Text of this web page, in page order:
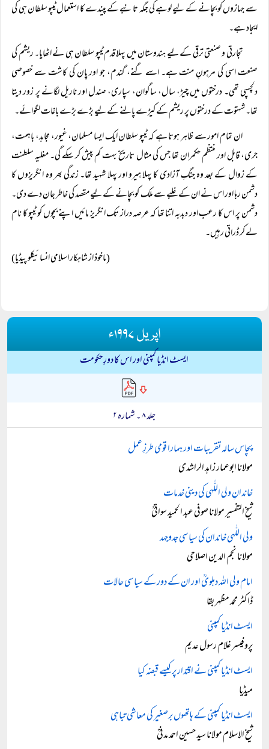
سے جہازوں کو بچانے کے لیے لوہے کی جگہ تانبے کے پیندے کا استعمال ٹیپو سلطان ہی کی
ایجاد ہے۔
تجارتی و صنعتی ترقی کے لیے ہندوستان میں پہلا قدم ٹیپو سلطان ہی نے اٹھایا۔ ریشم کی
صنعت اسی کی مرہونِ منت ہے۔ اسے گنے، گندم، جو اور پان کی کاشت سے خصوصی
دلچسپی تھی۔ درختوں میں چیڑ، سال، ساگوان، سپاری، صندل اور ناریل لگانے پر زور دیتا
تھا۔ شہتوت کے درختوں پر ریشم کے کیڑے پالنے کے لیے بڑے بڑے باغات لگوائے۔
ان تمام امور سے ظاہر ہوتا ہے کہ ٹیپو سلطان ایک ایسا مسلمان، غیور، مجاہد، باہمت،
جری، قابل اور منتظم حکمران تھا جس کی مثال تاریخ بہت کم پیش کر سکے گی۔ مغلیہ سلطنت
کے زوال کے بعد وہ جنگِ آزادی کا پہلا ہیرو اور پہلا شہید تھا۔ زندگی بھر وہ انگریزوں کا
دشمن رہا اور اس نے ان کے غلبے سے ملک کو بچانے کے لیے مقصد کی خاطر جان دے دی۔
دشمن پر اس کا رعب اور دبدبہ اتنا تھا کہ عرصہ دراز تک انگریز مائیں اپنے بچوں کو ٹیپو کا نام
لے کر ڈراتی رہیں۔
(ماخوذ از شاہکار اسلامی انسائیکلو پیڈیا)
اپریل ۱۹۹۷ء
ایسٹ انڈیا کمپنی اور اس کا دورِِ حکومت
جلد ۸ ۔ شمارہ ۲
پچاس سالہ تقریبات اور ہمارا قومی طرزِ عمل
مولانا ابوعمار زاہد الراشدی
خاندانِ ولی اللّٰہی کی دینی خدمات
شیخ التفسیر مولانا صوفی عبد الحمید سواتیؒ
ولی اللّٰہی خاندان کی سیاسی جدوجہد
مولانا نجم الدین اصلاحی
امام ولی اللہ دہلویؒ اور ان کے دور کے سیاسی حالات
ڈاکٹر محمد مظہر بقا
ایسٹ انڈیا کمپنی
پروفیسر غلام رسول عدیم
ایسٹ انڈیا کمپنی نے اقتدار پر کیسے قبضہ کیا
میڈیا
ایسٹ انڈیا کمپنی کے ہاتھوں برصغیر کی معاشی تباہی
شیخ الاسلام مولانا سید حسین احمد مدنیؒ